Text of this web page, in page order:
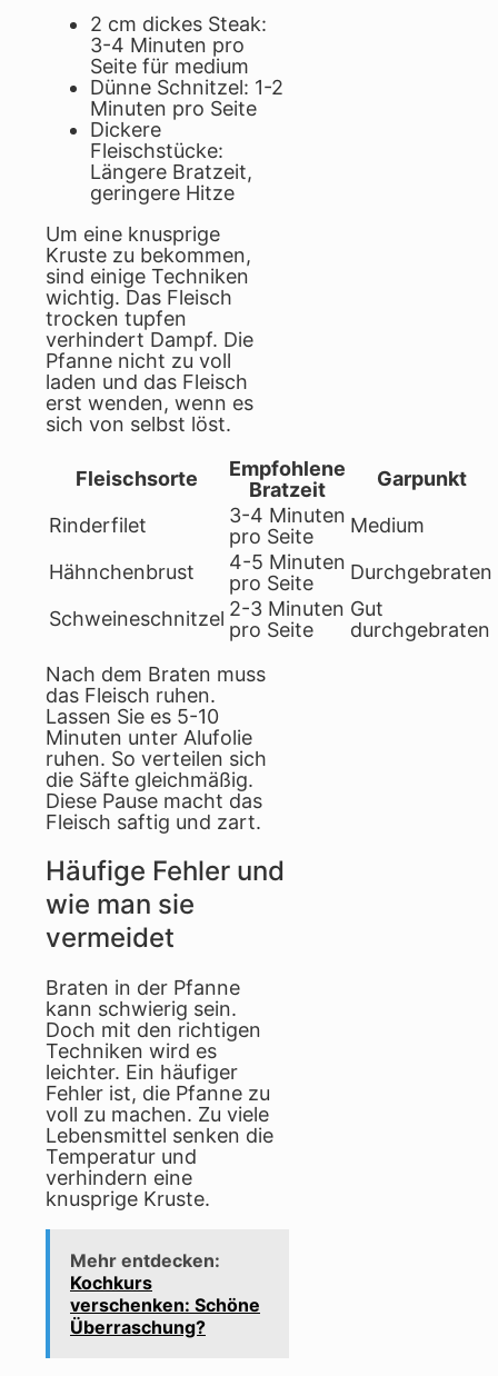
2 cm dickes Steak:
3-4 Minuten pro
Seite für medium
Dünne Schnitzel: 1-2
Minuten pro Seite
Dickere
Fleischstücke:
Längere Bratzeit,
geringere Hitze
Um eine knusprige
Kruste zu bekommen,
sind einige Techniken
wichtig. Das Fleisch
trocken tupfen
verhindert Dampf. Die
Pfanne nicht zu voll
laden und das Fleisch
erst wenden, wenn es
sich von selbst löst.
Fleischsorte
Empfohlene
Bratzeit
Garpunkt
Rinderfilet
3-4 Minuten
pro Seite
Medium
Hähnchenbrust
4-5 Minuten
pro Seite
Durchgebraten
Schweineschnitzel 2-3 Minuten
pro Seite
Gut
durchgebraten
Nach dem Braten muss
das Fleisch ruhen.
Lassen Sie es 5-10
Minuten unter Alufolie
ruhen. So verteilen sich
die Säfte gleichmäßig.
Diese Pause macht das
Fleisch saftig und zart.
Häufige Fehler und
wie man sie
vermeidet
Braten in der Pfanne
kann schwierig sein.
Doch mit den richtigen
Techniken wird es
leichter. Ein häufiger
Fehler ist, die Pfanne zu
voll zu machen. Zu viele
Lebensmittel senken die
Temperatur und
verhindern eine
knusprige Kruste.
Mehr entdecken:
Kochkurs
verschenken: Schöne
Überraschung?